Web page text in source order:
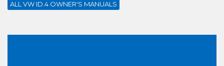
ALL VW ID.4 OWNER'S MANUALS